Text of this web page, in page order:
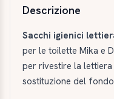
Descrizione
Sacchi igienici
per le toilette Mika e
per rivestire la
sostituzione del